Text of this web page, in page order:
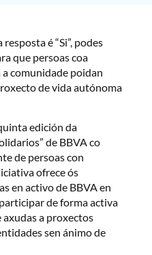
é “Si”, podes
que persoas coa
comunidade poidan
de vida autónoma
edición da
de BBVA co
de persoas con
ofrece ós
en activo de BBVA en
de forma activa
axudas a proxectos
sen ánimo de